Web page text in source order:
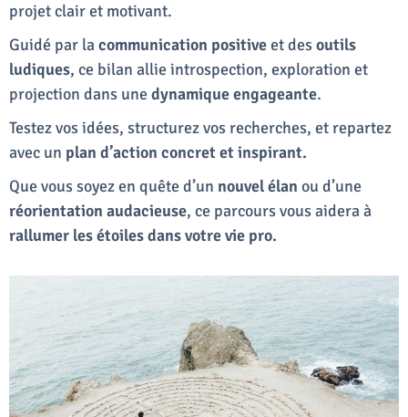
projet clair et motivant.
Guidé par la communication positiveet desoutils
ludiques, ce bilan allie introspection, exploration et
projection dans une dynamique engageante.
Testez vos idées, structurez vos recherches, et repartez
avec un plan d’action concret et inspirant.
Que vous soyez en quête d’un nouvel élan ou d’une
réorientation audacieuse, ce parcours vous aidera à
rallumer les étoiles dans votre vie pro.